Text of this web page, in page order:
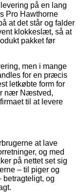
på en lang
Pro Hawthorne
at det står og falder
klokkeslæt, så at
pakket før
men i mange
for en præcis
letkøbte form for
nær Næstved,
til at levere
at lave
og med
på nettet set sig
– til piger og
betragteligt, og